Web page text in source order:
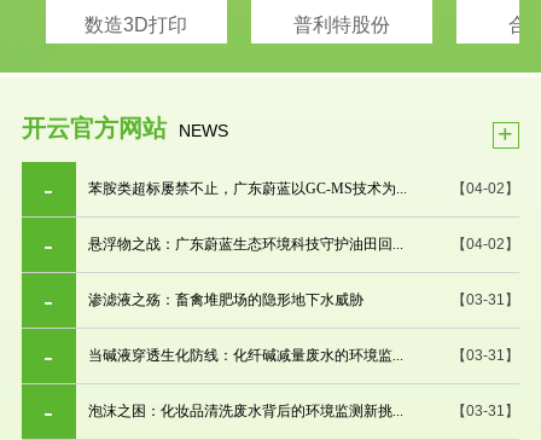
数造3D打印 普利特股份 合
开云官方网站 NEWS +
【04-02】
苯胺类超标屡禁不止，广东蔚蓝以GC-MS技术为...
【04-02】
悬浮物之战：广东蔚蓝生态环境科技守护油田回...
【03-31】
渗滤液之殇：畜禽堆肥场的隐形地下水威胁
【03-31】
当碱液穿透生化防线：化纤碱减量废水的环境监...
【03-31】
泡沫之困：化妆品清洗废水背后的环境监测新挑...